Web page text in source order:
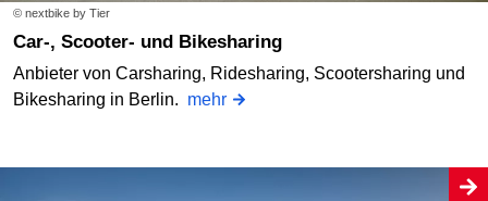
© nextbike by Tier
Car-, Scooter- und Bikesharing
Anbieter von Carsharing, Ridesharing, Scootersharing und
Bikesharing in Berlin. mehr